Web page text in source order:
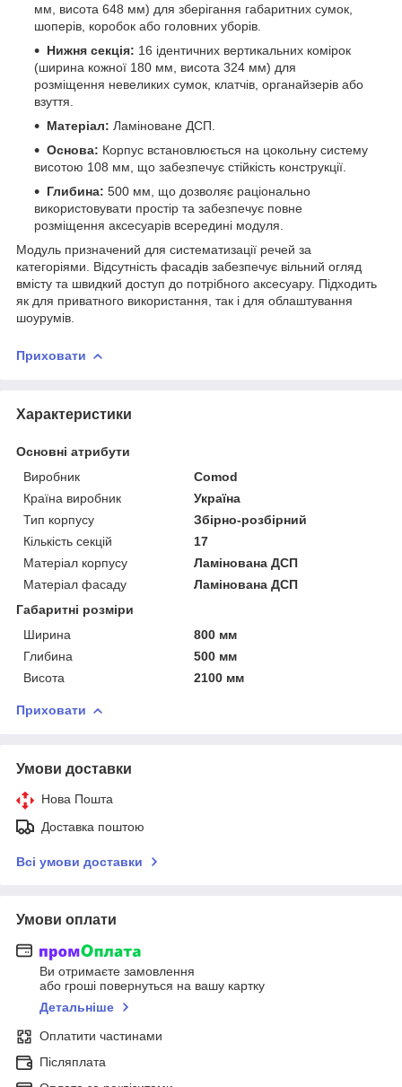
мм, висота 648 мм) для зберігання габаритних сумок,
шоперів, коробок або головних уборів.
Нижня секція: 16 ідентичних вертикальних комірок
(ширина кожної 180 мм, висота 324 мм) для
розміщення невеликих сумок, клатчів, органайзерів або
взуття.
Матеріал: Ламіноване ДСП.
Основа: Корпус встановлюється на цокольну систему
висотою 108 мм, що забезпечує стійкість конструкції.
Глибина: 500 мм, що дозволяє раціонально
використовувати простір та забезпечує повне
розміщення аксесуарів всередині модуля.
Модуль призначений для систематизації речей за
категоріями. Відсутність фасадів забезпечує вільний огляд
вмісту та швидкий доступ до потрібного аксесуару. Підходить
як для приватного використання, так і для облаштування
шоурумів.
Приховати
Характеристики
Основні атрибути
Виробник
Comod
Країна виробник
Україна
Тип корпусу
Збірно-розбірний
Кількість секцій
17
Матеріал корпусу
Ламінована ДСП
Матеріал фасаду
Ламінована ДСП
Габаритні розміри
Ширина
800 мм
Глибина
500 мм
Висота
2100 мм
Приховати
Умови доставки
Нова Пошта
Доставка поштою
Всі умови доставки
Умови оплати
Ви отримаєте замовлення
або гроші повернуться на вашу картку
Детальніше
Оплатити частинами
Післяплата